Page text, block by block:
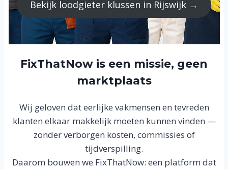
Bekijk loodgieter klussen in Rijswijk →
FixThatNow is een missie, geen
marktplaats
Wij geloven dat eerlijke vakmensen en tevreden
klanten elkaar makkelijk moeten kunnen vinden —
zonder verborgen kosten, commissies of
tijdverspilling.
Daarom bouwen we FixThatNow: een platform dat